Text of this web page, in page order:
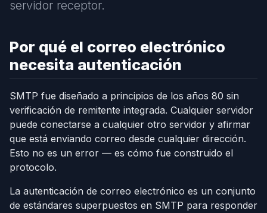
servidor receptor.
Por qué el correo electrónico
necesita autenticación
SMTP fue diseñado a principios de los años 80 sin
verificación de remitente integrada. Cualquier servidor
puede conectarse a cualquier otro servidor y afirmar
que está enviando correo desde cualquier dirección.
Esto no es un error — es cómo fue construido el
protocolo.
La autenticación de correo electrónico es un conjunto
de estándares superpuestos en SMTP para responder